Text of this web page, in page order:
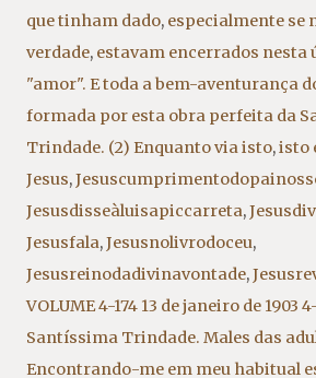
que tinham dado, especialmente se
verdade, estavam encerrados nesta
"amor". E toda a bem-aventurança
formada por esta obra perfeita da
Trindade. (2) Enquanto via isto,isto
Jesus,
Jesusdisseàluisapiccarreta,
Jesusfala,Jesusnolivrodoceu,
Jesusreinodadivinavontade,
VOLUME 4-174 13 de janeiro de 1903
Santíssima Trindade. Males das
Encontrando-me em meu habitual